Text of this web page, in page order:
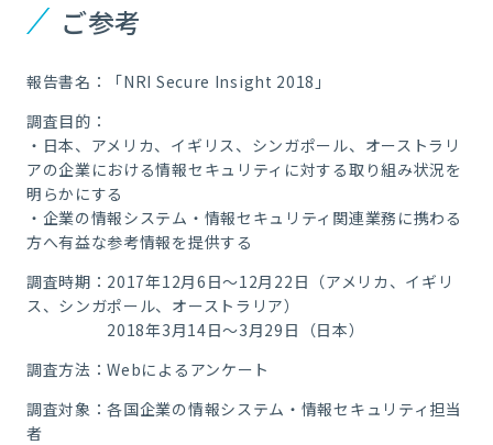
ご参考
報告書名：「NRI Secure Insight 2018」
調査目的：
・日本、アメリカ、イギリス、シンガポール、オーストラリ
アの企業における情報セキュリティに対する取り組み状況を
明らかにする
・企業の情報システム・情報セキュリティ関連業務に携わる
方へ有益な参考情報を提供する
調査時期：2017年12月6日～12月22日（アメリカ、イギリ
ス、シンガポール、オーストラリア）
2018年3月14日～3月29日（日本）
調査方法：Webによるアンケート
調査対象：各国企業の情報システム・情報セキュリティ担当
者